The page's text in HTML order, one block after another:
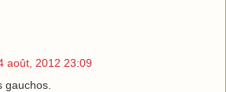
août, 2012 23:09
gauchos.